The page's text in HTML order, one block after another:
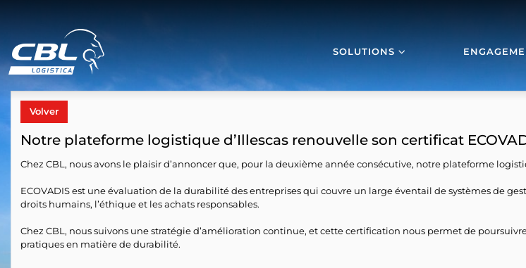
SOLUTIONS
Volver
Notre plateforme logistique d’Illescas renouvelle son certificat
Chez CBL, nous avons le plaisir d’annoncer que, pour la deuxième année consécutive, notre plateforme
ECOVADIS est une évaluation de la durabilité des entreprises qui couvre un large éventail de systèmes de
droits humains, l’éthique et les achats responsables.
Chez CBL, nous suivons une stratégie d’amélioration continue, et cette certification nous permet de
pratiques en matière de durabilité.